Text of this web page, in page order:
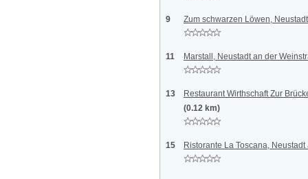
9 Zum schwarzen Löwen,
11 Marstall, Neustadt an der
13
Restaurant Wirthschaft Zur
(0.12 km)
15 Ristorante La Toscana,